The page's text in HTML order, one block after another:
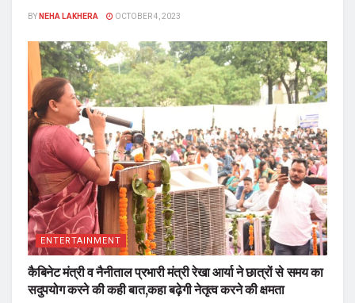
BYNEHA LAKHERA OCTOBER 4, 2023
ENTERTAINMENT
कैबिनेट मंत्री व नैनीताल प्रभारी मंत्री रेखा आर्या ने छात्रों से समय का
सदुपयोग करने की कही बात,कहा बढ़ेगी नेतृत्व करने की क्षमता